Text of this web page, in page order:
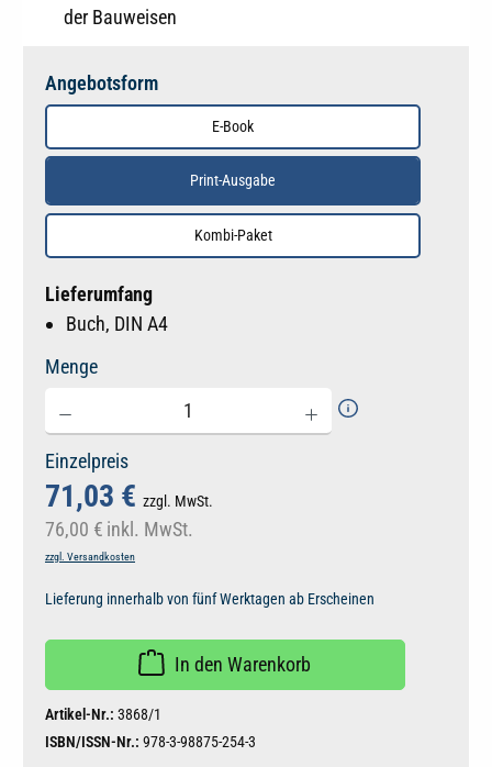
der Bauweisen
Angebotsform
E-Book
Print-Ausgabe
Kombi-Paket
Lieferumfang
Buch, DIN A4
Menge
Einzelpreis
71,03 € zzgl. MwSt.
76,00 € inkl. MwSt.
zzgl. Versandkosten
Lieferung innerhalb von fünf Werktagen ab Erscheinen
In den Warenkorb
Artikel-Nr.: 3868/1
ISBN/ISSN-Nr.: 978-3-98875-254-3